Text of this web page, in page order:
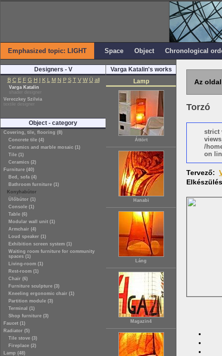
Emphasized topic: LIGHT Space Object Chronological
Designers - V
B C E F G H I K L M N P S T V W Ü all
Varga Katalin
shader designer
Vereczkey Szilvia
textile designer
Object - category
Covering, tile, flooring (8)
Concrete tile (4)
Ceramics and marble mosaic (1)
Tile (1)
Ceramics (2)
Furniture (40)
Bed, sofa (4)
Bathroom furniture (1)
Konyhabútor
Ülőbútor (1)
Console (1)
Table (6)
Modular wall unit (1)
Armchair (4)
Loud speaker (1)
Exhibition screen system (1)
Waiting room furniture for community
spaces (1)
Living-room (1)
Rest-room (1)
Chair (6)
Furniture sculpture (3)
Kneeling ergonomic chair (1)
Partition module (3)
Terminal (1)
Shop furniture (3)
Faucet (1)
Radiator (5)
Tile stove (3)
Fireplace (2)
Lamp (48)
Varga Katalin's works
Lamp
Áttört
Hanabi
Láng
Magazin4
Az
Torzó
strict
/
on
Tervező: